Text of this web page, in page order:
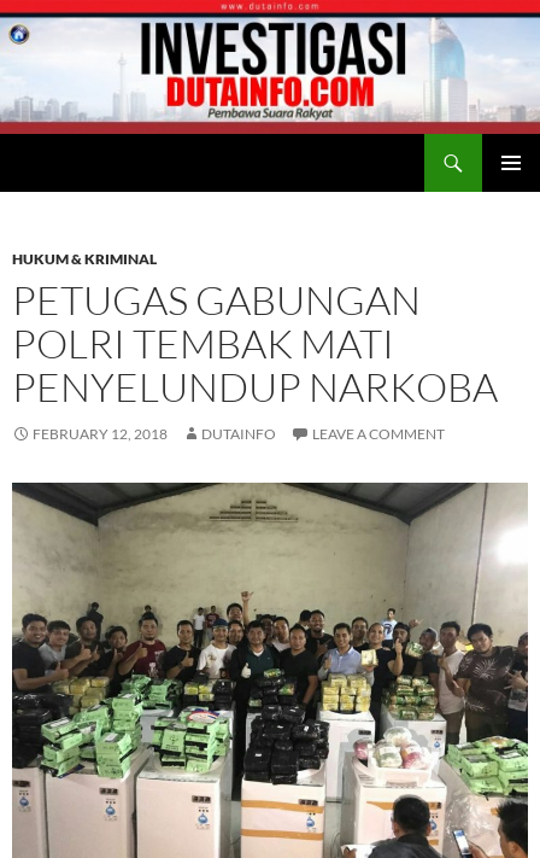
HUKUM & KRIMINAL
PETUGAS GABUNGAN
POLRI TEMBAK MATI
PENYELUNDUP NARKOBA
FEBRUARY 12, 2018 DUTAINFO LEAVE A COMMENT